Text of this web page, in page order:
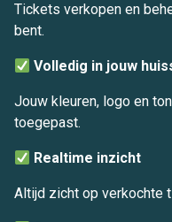
Tickets verkopen en
bent.
Volledig in jouw
Jouw kleuren, logo en
toegepast.
Realtime inzicht
Altijd zicht op verkochte